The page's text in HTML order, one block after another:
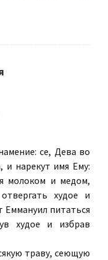
се, Дева во
нарекут имя Ему:
молоком и медом,
худое и
Еммануил питаться
худое и избрав
траву, сеющую